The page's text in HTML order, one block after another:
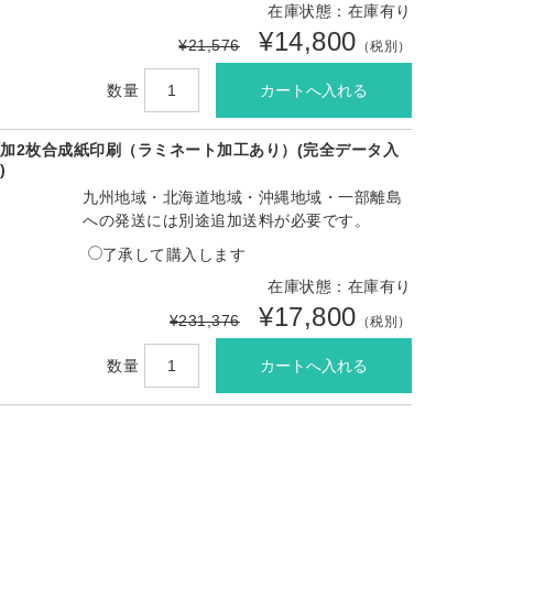
在庫状態：在庫有り
¥21,576
¥14,800 （税別）
数量
2枚合成紙印刷（ラミネート加工あり）(完全データ入
九州地域・北海道地域・沖縄地域・一部離島
への発送には別途追加送料が必要です。
了承して購入します
在庫状態：在庫有り
¥231,376
¥17,800 （税別）
数量